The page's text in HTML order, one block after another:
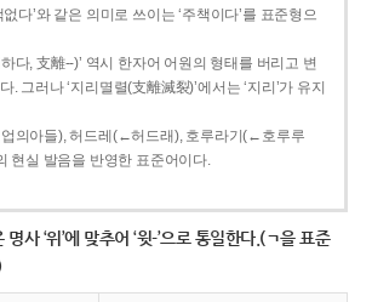
다’와 같은 의미로 쓰이는 ‘주책이다’를 표준형으
다, 支離--)’ 역시 한자어 어원의 형태를 버리고 변
. 그러나 ‘지리멸렬(支離滅裂)’에서는 ‘지리’가 유지
의아들), 허드레(←허드래), 호루라기(←호루루
현실 발음을 반영한 표준어이다.
명사 ‘위’에 맞추어 ‘윗-’으로 통일한다.(ㄱ을 표준